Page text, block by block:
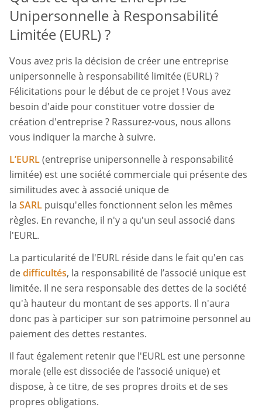
Unipersonnelle à Responsabilité
Limitée (EURL) ?
Vous avez pris la décision de créer une entreprise
unipersonnelle à responsabilité limitée (EURL) ?
Félicitations pour le début de ce projet ! Vous avez
besoin d'aide pour constituer votre dossier de
création d'entreprise ? Rassurez-vous, nous allons
vous indiquer la marche à suivre.
L’EURL(entreprise unipersonnelle à responsabilité
limitée) est une société commerciale qui présente des
similitudes avec à associé unique de
la SARL puisqu'elles fonctionnent selon les mêmes
règles. En revanche, il n'y a qu'un seul associé dans
l'EURL.
La particularité de l'EURL réside dans le fait qu'en cas
dedifficultés, la responsabilité de l’associé unique est
limitée. Il ne sera responsable des dettes de la société
qu'à hauteur du montant de ses apports. Il n'aura
donc pas à participer sur son patrimoine personnel au
paiement des dettes restantes.
Il faut également retenir que l'EURL est une personne
morale (elle est dissociée de l’associé unique) et
dispose, à ce titre, de ses propres droits et de ses
propres obligations.